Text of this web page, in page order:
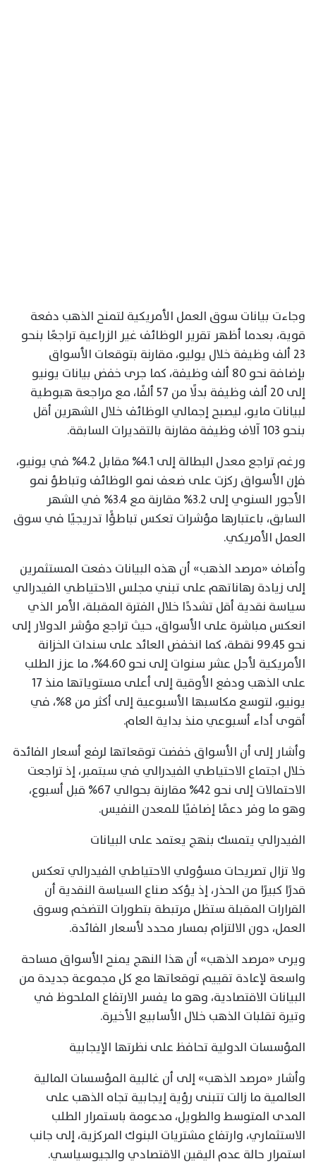
وجاءت بيانات سوق العمل الأمريكية لتمنح الذهب دفعة
قوية، بعدما أظهر تقرير الوظائف غير الزراعية تراجعًا بنحو
23 ألف وظيفة خلال يوليو، مقارنة بتوقعات الأسواق
بإضافة نحو 80 ألف وظيفة، كما جرى خفض بيانات يونيو
إلى 20 ألف وظيفة بدلًا من 57 ألفًا، مع مراجعة هبوطية
لبيانات مايو، ليصبح إجمالي الوظائف خلال الشهرين أقل
بنحو 103 آلاف وظيفة مقارنة بالتقديرات السابقة.
ورغم تراجع معدل البطالة إلى 4.1% مقابل 4.2% في يونيو،
فإن الأسواق ركزت على ضعف نمو الوظائف وتباطؤ نمو
الأجور السنوي إلى 3.2% مقارنة مع 3.4% في الشهر
السابق، باعتبارها مؤشرات تعكس تباطؤًا تدريجيًا في سوق
العمل الأمريكي.
وأضاف «مرصد الذهب» أن هذه البيانات دفعت المستثمرين
إلى زيادة رهاناتهم على تبني مجلس الاحتياطي الفيدرالي
سياسة نقدية أقل تشددًا خلال الفترة المقبلة، الأمر الذي
انعكس مباشرة على الأسواق، حيث تراجع مؤشر الدولار إلى
نحو 99.45 نقطة، كما انخفض العائد على سندات الخزانة
الأمريكية لأجل عشر سنوات إلى نحو 4.60%، ما عزز الطلب
على الذهب ودفع الأوقية إلى أعلى مستوياتها منذ 17
يونيو، لتوسع مكاسبها الأسبوعية إلى أكثر من 8%، في
أقوى أداء أسبوعي منذ بداية العام.
وأشار إلى أن الأسواق خفضت توقعاتها لرفع أسعار الفائدة
خلال اجتماع الاحتياطي الفيدرالي في سبتمبر، إذ تراجعت
الاحتمالات إلى نحو 42% مقارنة بحوالي 67% قبل أسبوع،
وهو ما وفر دعمًا إضافيًا للمعدن النفيس.
الفيدرالي يتمسك بنهج يعتمد على البيانات
ولا تزال تصريحات مسؤولي الاحتياطي الفيدرالي تعكس
قدرًا كبيرًا من الحذر، إذ يؤكد صناع السياسة النقدية أن
القرارات المقبلة ستظل مرتبطة بتطورات التضخم وسوق
العمل، دون الالتزام بمسار محدد لأسعار الفائدة.
ويرى «مرصد الذهب» أن هذا النهج يمنح الأسواق مساحة
واسعة لإعادة تقييم توقعاتها مع كل مجموعة جديدة من
البيانات الاقتصادية، وهو ما يفسر الارتفاع الملحوظ في
وتيرة تقلبات الذهب خلال الأسابيع الأخيرة.
المؤسسات الدولية تحافظ على نظرتها الإيجابية
وأشار «مرصد الذهب» إلى أن غالبية المؤسسات المالية
العالمية ما زالت تتبنى رؤية إيجابية تجاه الذهب على
المدى المتوسط والطويل، مدعومة باستمرار الطلب
الاستثماري، وارتفاع مشتريات البنوك المركزية، إلى جانب
استمرار حالة عدم اليقين الاقتصادي والجيوسياسي.